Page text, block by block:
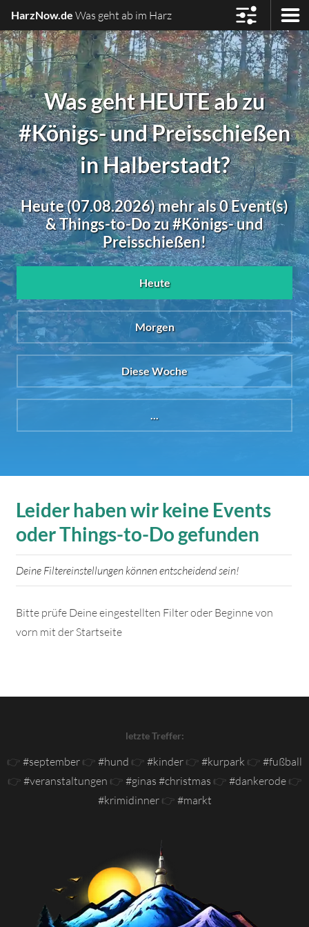
HarzNow.de Was geht ab im Harz
Was geht HEUTE ab zu
#Königs- und Preisschießen
in Halberstadt?
Heute (07.08.2026) mehr als 0 Event(s)
& Things-to-Do zu #Königs- und
Preisschießen!
Heute
Morgen
Diese Woche
Leider haben wir keine Events
oder Things-to-Do gefunden
Deine Filtereinstellungen können entscheidend sein!
Bitte prüfe Deine eingestellten Filter oder Beginne von
vorn mit der Startseite
letzte Treffer:
👉 #september 👉 #hund 👉 #kinder 👉 #kurpark 👉 #fußball
👉 #veranstaltungen 👉 #ginas #christmas 👉 #dankerode👉
#krimidinner👉 #markt